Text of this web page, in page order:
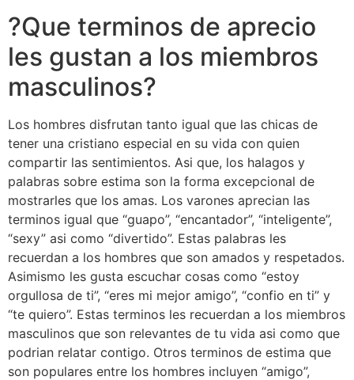
?Que terminos de aprecio
les gustan a los miembros
masculinos?
Los hombres disfrutan tanto igual que las chicas de
tener una cristiano especial en su vida con quien
compartir las sentimientos. Asi que, los halagos y
palabras sobre estima son la forma excepcional de
mostrarles que los amas. Los varones aprecian las
terminos igual que “guapo”, “encantador”, “inteligente”,
“sexy” asi­ como “divertido”. Estas palabras les
recuerdan a los hombres que son amados y respetados.
Asimismo les gusta escuchar cosas como “estoy
orgullosa de ti”, “eres mi mejor amigo”, “confio en ti” y
“te quiero”. Estas terminos les recuerdan a los miembros
masculinos que son relevantes de tu vida asi­ como que
podri­an relatar contigo. Otros terminos de estima que
son populares entre los hombres incluyen “amigo”,